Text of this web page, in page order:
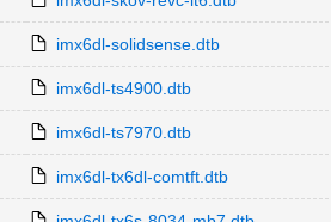
imx6dl-solidsense.dtb
imx6dl-ts4900.dtb
imx6dl-ts7970.dtb
imx6dl-tx6dl-comtft.dtb